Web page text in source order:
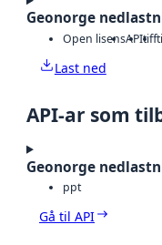
Geonorge
Open lisensAPItiff
Last ned
API-ar som
Geonorge
ppt
Gå til API